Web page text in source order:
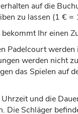
auf die
zu lassen (1 €
Ihr einen
Padelcourt
werden nicht
das Spielen auf
und die
Die Schläger